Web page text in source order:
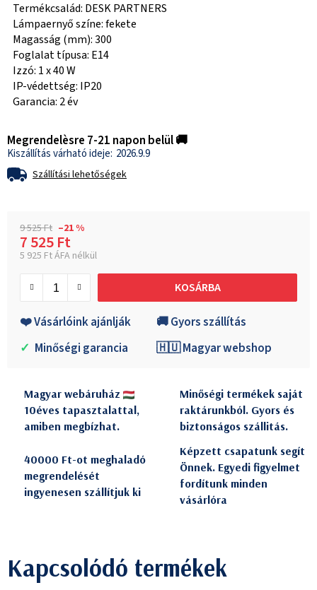
Termékcsalád: DESK PARTNERS
Lámpaernyő színe: fekete
Magasság (mm): 300
Foglalat típusa: E14
Izzó: 1 x 40 W
IP-védettség: IP20
Garancia: 2 év
Megrendelèsre 7-21 napon belül 🚚
2026.9.9
Szállítási lehetőségek
9 525 Ft –21 %
7 525 Ft
5 925 Ft ÁFA nélkül
KOSÁRBA
❤️ Vásárlóink ajánlják
🚚 Gyors szállítás
✓ Minőségi garancia 🇭🇺 Magyar webshop
Magyar webáruház
10éves tapasztalattal,
amiben megbízhat.
Minőségi termékek saját
raktárunkból. Gyors és
biztonságos szállitás.
40000 Ft-ot meghaladó
megrendelését
ingyenesen szállítjuk ki
Képzett csapatunk segít
Önnek. Egyedi figyelmet
fordítunk minden
vásárlóra
Kapcsolódó termékek